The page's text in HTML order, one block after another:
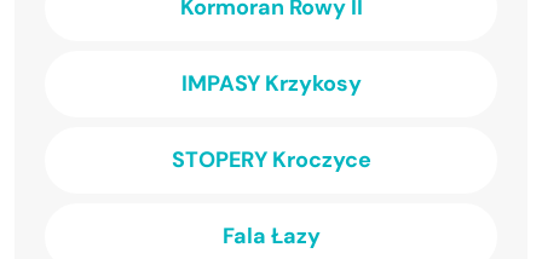
Kormoran Rowy II
IMPASY Krzykosy
STOPERY Kroczyce
Fala Łazy